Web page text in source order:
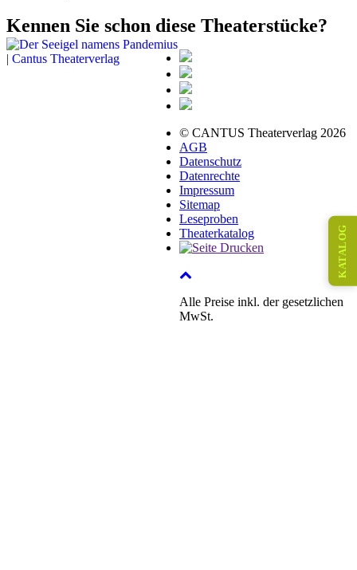
Kennen Sie schon diese Theaterstücke?
© CANTUS Theaterverlag 2026
AGB
Datenschutz
Datenrechte
Impressum
Sitemap
Leseproben
Theaterkatalog
Alle Preise inkl. der gesetzlichen
MwSt.
KATALOG